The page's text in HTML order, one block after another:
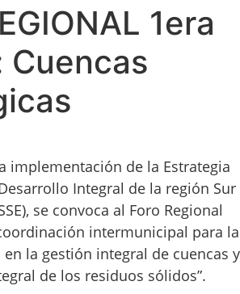
1era
Cuencas
implementación de la Estrategia
Integral de la región Sur
se convoca al Foro Regional
intermunicipal para la
la gestión integral de cuencas y
de los residuos sólidos”.